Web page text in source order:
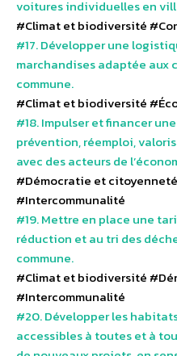
voitures individuelles en
#Climat et biodiversité
#17. Développer une
marchandises adaptée aux
commune.
#Climat et biodiversité
#18. Impulser et financer
prévention, réemploi,
avec des acteurs de
#Démocratie et citoyenneté
#Intercommunalité
#19. Mettre en place une
réduction et au tri des
commune.
#Climat et biodiversité
#Intercommunalité
#20. Développer les
accessibles à toutes et à